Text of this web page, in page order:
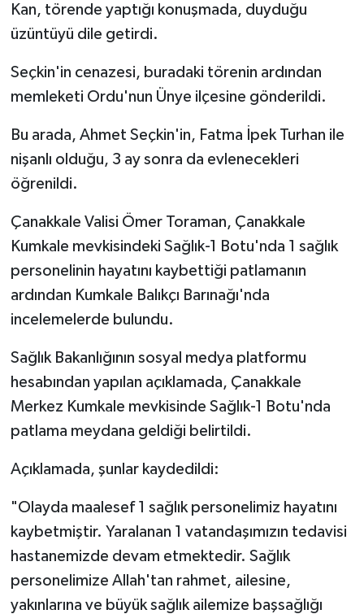
Kan, törende yaptığı konuşmada, duyduğu
üzüntüyü dile getirdi.
Seçkin'in cenazesi, buradaki törenin ardından
memleketi Ordu'nun Ünye ilçesine gönderildi.
Bu arada, Ahmet Seçkin'in, Fatma İpek Turhan ile
nişanlı olduğu, 3 ay sonra da evlenecekleri
öğrenildi.
Çanakkale Valisi Ömer Toraman, Çanakkale
Kumkale mevkisindeki Sağlık-1 Botu'nda 1 sağlık
personelinin hayatını kaybettiği patlamanın
ardından Kumkale Balıkçı Barınağı'nda
incelemelerde bulundu.
Sağlık Bakanlığının sosyal medya platformu
hesabından yapılan açıklamada, Çanakkale
Merkez Kumkale mevkisinde Sağlık-1 Botu'nda
patlama meydana geldiği belirtildi.
Açıklamada, şunlar kaydedildi:
"Olayda maalesef 1 sağlık personelimiz hayatını
kaybetmiştir. Yaralanan 1 vatandaşımızın tedavisi
hastanemizde devam etmektedir. Sağlık
personelimize Allah'tan rahmet, ailesine,
yakınlarına ve büyük sağlık ailemize başsağlığı